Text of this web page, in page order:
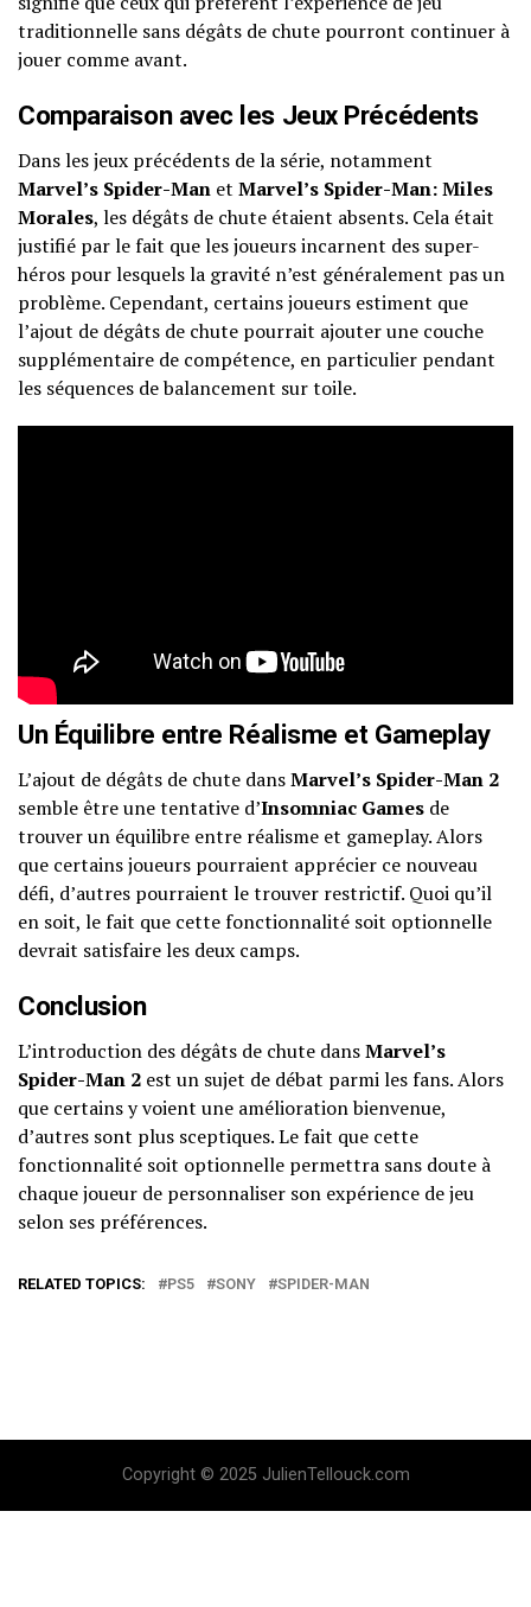
traditionnelle sans dégâts de chute pourront continuer à
jouer comme avant.
Comparaison avec les Jeux Précédents
Dans les jeux précédents de la série, notamment
Marvel’s Spider-Man et Marvel’s Spider-Man: Miles
Morales, les dégâts de chute étaient absents. Cela était
justifié par le fait que les joueurs incarnent des super-
héros pour lesquels la gravité n’est généralement pas un
problème. Cependant, certains joueurs estiment que
l’ajout de dégâts de chute pourrait ajouter une couche
supplémentaire de compétence, en particulier pendant
les séquences de balancement sur toile.
Un Équilibre entre Réalisme et Gameplay
L’ajout de dégâts de chute dansMarvel’s Spider-Man 2
semble être une tentative d’Insomniac Games de
trouver un équilibre entre réalisme et gameplay. Alors
que certains joueurs pourraient apprécier ce nouveau
défi, d’autres pourraient le trouver restrictif. Quoi qu’il
en soit, le fait que cette fonctionnalité soit optionnelle
devrait satisfaire les deux camps.
Conclusion
L’introduction des dégâts de chute dansMarvel’s
Spider-Man 2 est un sujet de débat parmi les fans. Alors
que certains y voient une amélioration bienvenue,
d’autres sont plus sceptiques. Le fait que cette
fonctionnalité soit optionnelle permettra sans doute à
chaque joueur de personnaliser son expérience de jeu
selon ses préférences.
RELATED TOPICS: PS5 SONY SPIDER-MAN
Copyright © 2025 JulienTellouck.com